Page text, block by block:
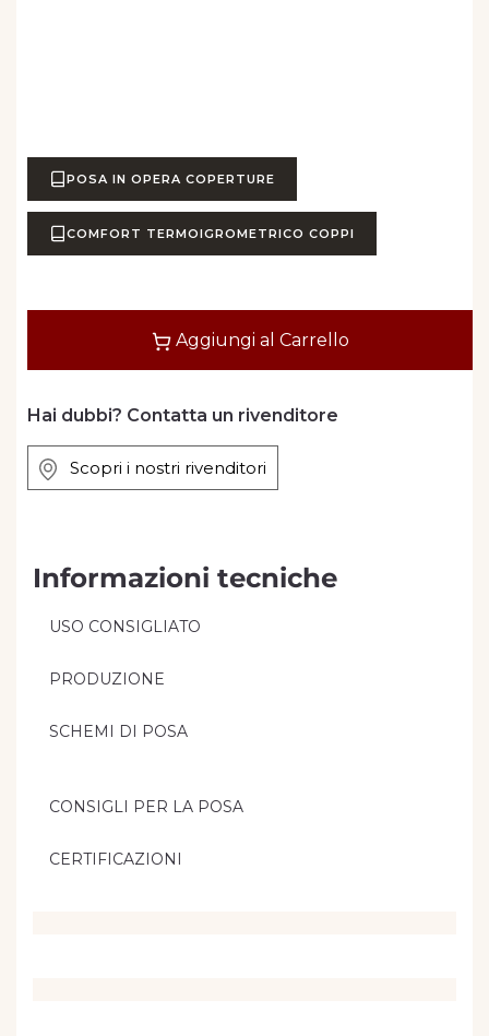
POSA IN OPERA COPERTURE
COMFORT TERMOIGROMETRICO COPPI
Aggiungi al Carrello
Hai dubbi? Contatta un rivenditore
Scopri i nostri rivenditori
Informazioni tecniche
USO CONSIGLIATO
PRODUZIONE
SCHEMI DI POSA
CONSIGLI PER LA POSA
CERTIFICAZIONI